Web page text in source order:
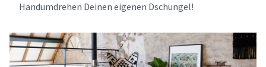
Handumdrehen Deinen eigenen Dschungel!